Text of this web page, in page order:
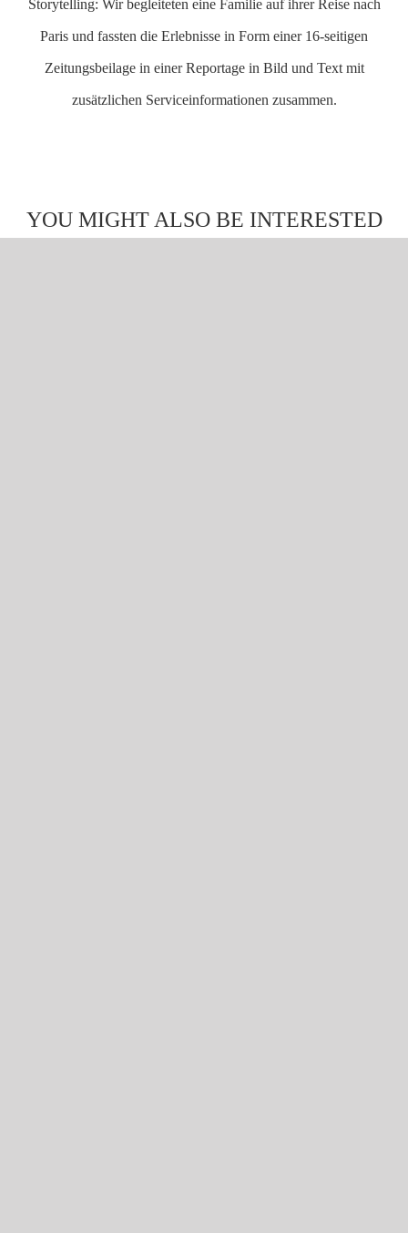
Storytelling: Wir begleiteten eine Familie auf ihrer Reise nach
Paris und fassten die Erlebnisse in Form einer 16-seitigen
Zeitungsbeilage in einer Reportage in Bild und Text mit
zusätzlichen Serviceinformationen zusammen.
YOU MIGHT ALSO BE INTERESTED